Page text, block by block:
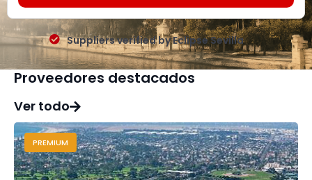
Suppliers verified by Eclipse Sevilla
Proveedores destacados
Ver todo
PREMIUM